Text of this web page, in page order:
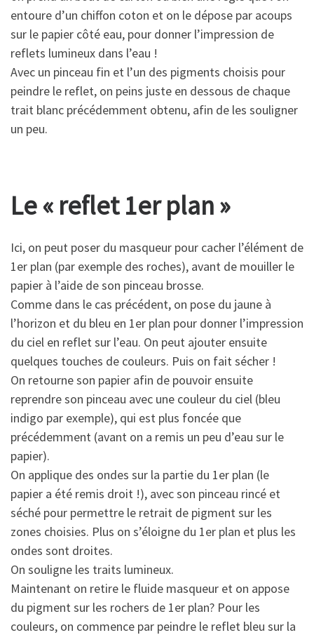
entoure d’un chiffon coton et on le dépose par acoups
sur le papier côté eau, pour donner l’impression de
reflets lumineux dans l’eau !
Avec un pinceau fin et l’un des pigments choisis pour
peindre le reflet, on peins juste en dessous de chaque
trait blanc précédemment obtenu, afin de les souligner
un peu.
Le « reflet 1er plan »
Ici, on peut poser du masqueur pour cacher l’élément de
1er plan (par exemple des roches), avant de mouiller le
papier à l’aide de son pinceau brosse.
Comme dans le cas précédent, on pose du jaune à
l’horizon et du bleu en 1er plan pour donner l’impression
du ciel en reflet sur l’eau. On peut ajouter ensuite
quelques touches de couleurs. Puis on fait sécher !
On retourne son papier afin de pouvoir ensuite
reprendre son pinceau avec une couleur du ciel (bleu
indigo par exemple), qui est plus foncée que
précédemment (avant on a remis un peu d’eau sur le
papier).
On applique des ondes sur la partie du 1er plan (le
papier a été remis droit !), avec son pinceau rincé et
séché pour permettre le retrait de pigment sur les
zones choisies. Plus on s’éloigne du 1er plan et plus les
ondes sont droites.
On souligne les traits lumineux.
Maintenant on retire le fluide masqueur et on appose
du pigment sur les rochers de 1er plan? Pour les
couleurs, on commence par peindre le reflet bleu sur la